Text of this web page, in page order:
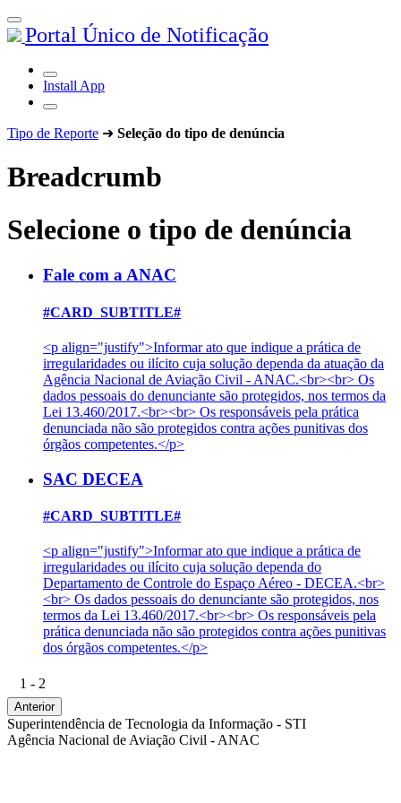
Portal Único de Notificação
Install App
Tipo de Reporte ➜ Seleção do tipo de denúncia
Breadcrumb
Selecione o tipo de denúncia
Fale com a ANAC
#CARD_SUBTITLE#
<p align="justify">Informar ato que indique a prática de
irregularidades ou ilícito cuja solução dependa da atuação da
Agência Nacional de Aviação Civil - ANAC.<br><br> Os
dados pessoais do denunciante são protegidos, nos termos da
Lei 13.460/2017.<br><br> Os responsáveis pela prática
denunciada não são protegidos contra ações punitivas dos
órgãos competentes.</p>
SAC DECEA
#CARD_SUBTITLE#
<p align="justify">Informar ato que indique a prática de
irregularidades ou ilícito cuja solução dependa do
Departamento de Controle do Espaço Aéreo - DECEA.<br>
<br> Os dados pessoais do denunciante são protegidos, nos
termos da Lei 13.460/2017.<br><br> Os responsáveis pela
prática denunciada não são protegidos contra ações punitivas
dos órgãos competentes.</p>
1 - 2
Anterior
Superintendência de Tecnologia da Informação - STI
Agência Nacional de Aviação Civil - ANAC